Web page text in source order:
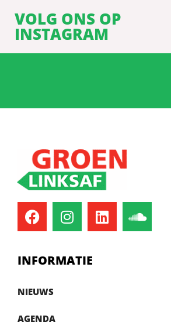
VOLG ONS OP
INSTAGRAM
INFORMATIE
NIEUWS
AGENDA